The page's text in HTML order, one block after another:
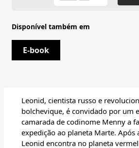
Disponível também em
E-book
Leonid, cientista russo e
bolchevique, é convidado por um
camarada de codinome Menny a
expedição ao planeta Marte. Após
Leonid encontra no planeta